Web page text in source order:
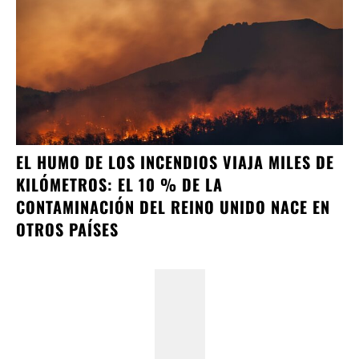
EL HUMO DE LOS INCENDIOS VIAJA MILES DE
KILÓMETROS: EL 10 % DE LA
CONTAMINACIÓN DEL REINO UNIDO NACE EN
OTROS PAÍSES